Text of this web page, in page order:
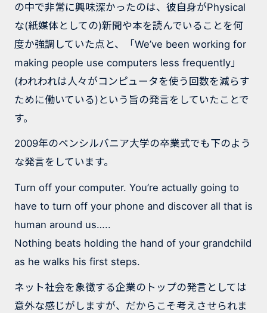
の中で非常に興味深かったのは、彼自身がPhysical
な(紙媒体としての)新聞や本を読んでいることを何
度か強調していた点と、「We’ve been working for
making people use computers less frequently」
(われわれは人々がコンピュータを使う回数を減らす
ために働いている)という旨の発言をしていたことで
す。
2009年のペンシルバニア大学の卒業式でも下のよう
な発言をしています。
Turn off your computer. You’re actually going to
have to turn off your phone and discover all that is
human around us…..
Nothing beats holding the hand of your grandchild
as he walks his first steps.
ネット社会を象徴する企業のトップの発言としては
意外な感じがしますが、だからこそ考えさせられま